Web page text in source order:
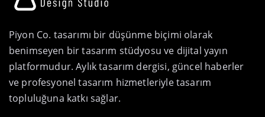
Piyon Co. tasarımı bir düşünme biçimi olarak
benimseyen bir tasarım stüdyosu ve dijital yayın
platformudur. Aylık tasarım dergisi, güncel haberler
ve profesyonel tasarım hizmetleriyle tasarım
topluluğuna katkı sağlar.